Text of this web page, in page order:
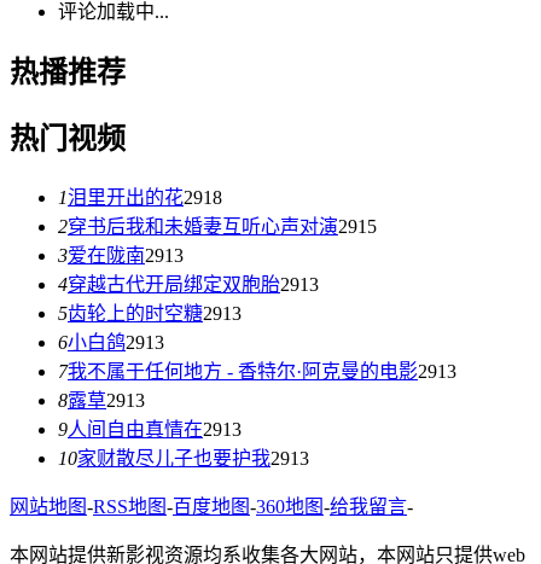
评论加载中...
热播推荐
热门视频
1泪里开出的花2918
2穿书后我和未婚妻互听心声对演2915
3爱在陇南2913
4穿越古代开局绑定双胞胎2913
5齿轮上的时空糖2913
6小白鸽2913
7我不属于任何地方 - 香特尔·阿克曼的电影2913
8露草2913
9人间自由真情在2913
10家财散尽儿子也要护我2913
网站地图-RSS地图-百度地图-360地图-给我留言-
本网站提供新影视资源均系收集各大网站，本网站只提供web